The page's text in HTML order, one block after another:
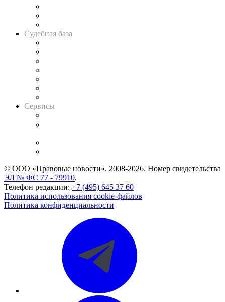
Судебная база
Сервисы
© ООО «Правовые новости». 2008-2026. Номер свидетельства
ЭЛ № ФС 77 - 79910.
Телефон редакции: +7 (495) 645 37 60
Политика использования cookie-файлов
Политика конфиденциальности